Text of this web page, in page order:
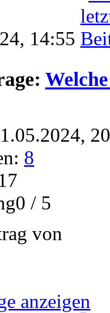
14:55
8
/ 5
von
anzeigen